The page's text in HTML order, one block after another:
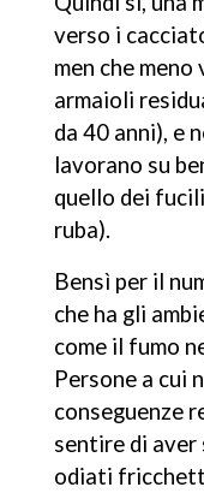
verso i
men che
armaioli
da 40 anni), e
lavorano su
quello dei
ruba).
Bensì per il
che ha gli
come il fumo
Persone a cui
conseguenze
sentire di
odiati